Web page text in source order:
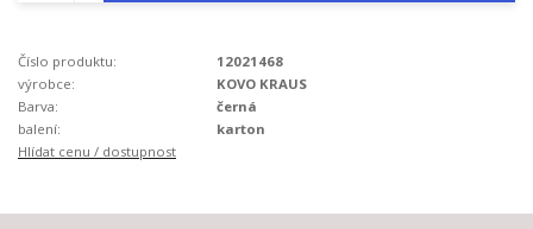
Číslo produktu:
12021468
výrobce:
KOVO KRAUS
Barva:
černá
balení:
karton
Hlídat cenu / dostupnost